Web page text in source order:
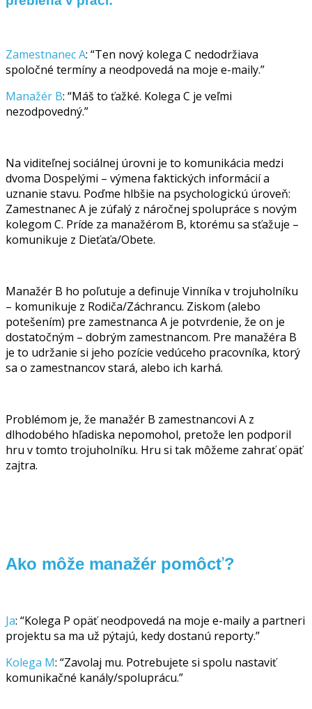
Zamestnanec A: “Ten nový kolega C nedodržiava
spoločné termíny a neodpovedá na moje e-maily.”
Manažér B: “Máš to ťažké. Kolega C je veľmi
nezodpovedný.”
Na viditeľnej sociálnej úrovni je to komunikácia medzi
dvoma Dospelými – výmena faktických informácií a
uznanie stavu. Poďme hlbšie na psychologickú úroveň:
Zamestnanec A je zúfalý z náročnej spolupráce s novým
kolegom C. Príde za manažérom B, ktorému sa sťažuje –
komunikuje z Dieťaťa/Obete.
Manažér B ho poľutuje a definuje Vinníka v trojuholníku
– komunikuje z Rodiča/Záchrancu. Ziskom (alebo
potešením) pre zamestnanca A je potvrdenie, že on je
dostatočným – dobrým zamestnancom. Pre manažéra B
je to udržanie si jeho pozície vedúceho pracovníka, ktorý
sa o zamestnancov stará, alebo ich karhá.
Problémom je, že manažér B zamestnancovi A z
dlhodobého hľadiska nepomohol, pretože len podporil
hru v tomto trojuholníku. Hru si tak môžeme zahrať opäť
zajtra.
Ako môže manažér pomôcť?
Ja: “Kolega P opäť neodpovedá na moje e-maily a partneri
projektu sa ma už pýtajú, kedy dostanú reporty.”
Kolega M: “Zavolaj mu. Potrebujete si spolu nastaviť
komunikačné kanály/spoluprácu.”